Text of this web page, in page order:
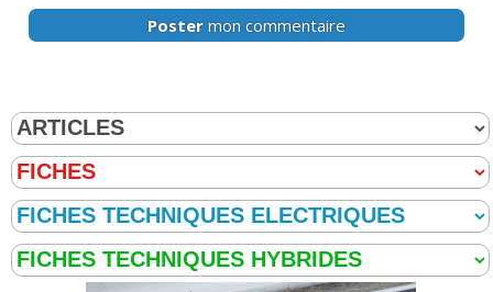
Poster mon commentaire